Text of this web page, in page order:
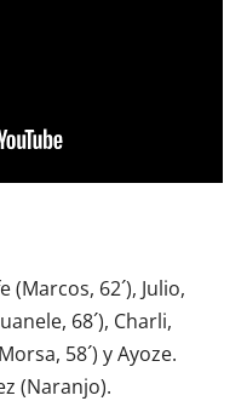
(Marcos, 62´), Julio,
68´), Charli,
58´) y Ayoze.
(Naranjo).